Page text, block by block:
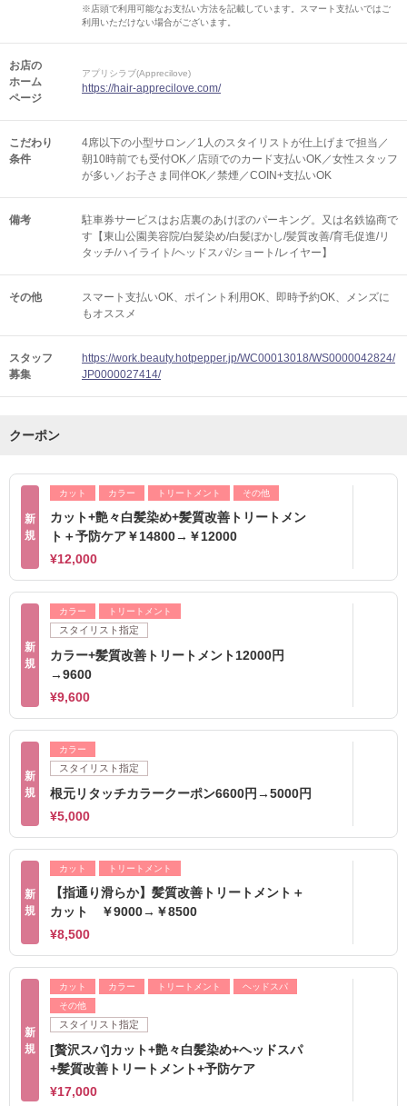
※店頭で利用可能なお支払い方法を記載しています。スマート支払いではご
利用いただけない場合がございます。
お店の
ホーム
ページ
アプリシラブ(Apprecilove)
https://hair-apprecilove.com/
こだわり
条件
4席以下の小型サロン／1人のスタイリストが仕上げまで担当／
朝10時前でも受付OK／店頭でのカード支払いOK／女性スタッフ
が多い／お子さま同伴OK／禁煙／COIN+支払いOK
備考
駐車券サービスはお店裏のあけぼのパーキング。又は名鉄協商で
す【東山公園美容院/白髪染め/白髪ぼかし/髪質改善/育毛促進/リ
タッチ/ハイライト/ヘッドスパ/ショート/レイヤー】
その他 スマート支払いOK ポイント利用OK 即時予約OK
メンズに
もオススメ
スタッフ
募集
https://work.beauty.hotpepper.jp/WC00013018/WS0000042824/
JP0000027414/
クーポン
新
規
カット カラー トリートメント その他
カット+艶々白髪染め+髪質改善トリートメン
ト＋予防ケア￥14800→￥12000
¥12,000
新
規
カラー トリートメント
スタイリスト指定
カラー+髪質改善トリートメント12000円
→9600
¥9,600
新
規
カラー
スタイリスト指定
根元リタッチカラークーポン6600円→5000円
¥5,000
新
規
カット トリートメント
【指通り滑らか】髪質改善トリートメント＋
カット ￥9000→￥8500
¥8,500
新
規
カット カラー トリートメント
ヘッドスパ
その他
スタイリスト指定
[贅沢スパ]カット+艶々白髪染め+ヘッドスパ
+髪質改善トリートメント+予防ケア
¥17,000